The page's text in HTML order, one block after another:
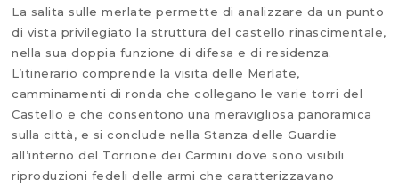
La salita sulle merlate permette di analizzare da un punto
di vista privilegiato la struttura del castello rinascimentale,
nella sua doppia funzione di difesa e di residenza.
L’itinerario comprende la visita delle Merlate,
camminamenti di ronda che collegano le varie torri del
Castello e che consentono una meravigliosa panoramica
sulla città, e si conclude nella Stanza delle Guardie
all’interno del Torrione dei Carmini dove sono visibili
riproduzioni fedeli delle armi che caratterizzavano